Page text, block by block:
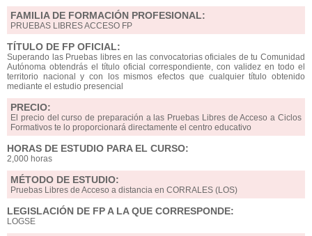
FAMILIA DE FORMACIÓN PROFESIONAL:
PRUEBAS LIBRES ACCESO FP
TÍTULO DE FP OFICIAL:
Superando las Pruebas libres en las convocatorias oficiales de tu Comunidad
Autónoma obtendrás el título oficial correspondiente, con validez en todo el
territorio nacional y con los mismos efectos que cualquier título obtenido
mediante el estudio presencial
PRECIO:
El precio del curso de preparación a las Pruebas Libres de Acceso a Ciclos
Formativos te lo proporcionará directamente el centro educativo
HORAS DE ESTUDIO PARA EL CURSO:
2,000 horas
MÉTODO DE ESTUDIO:
Pruebas Libres de Acceso a distancia en CORRALES (LOS)
LEGISLACIÓN DE FP A LA QUE CORRESPONDE:
LOGSE